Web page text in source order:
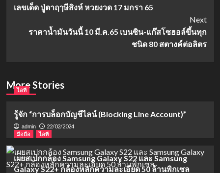
Navigation
เลขเด็ด ปู่ตาฤๅษีสิงห์ หวยงวด 17 มกรา 65
Next
ราคาน้ำมันวันนี้ 10 มี.ค.65 เบนซิน-แก๊สโซฮอล์ขึ้นทุก
ชนิด 80 สตางค์ต่อลิตร
More Stories
ไอที
รู้จัก “การบล็อกบัญชีไลน์ (Blocking Line Account)”
admin
22/02/2024
มือถือ
ไอที
เผยสเปกกล้อง Samsung Galaxy S22 และ Samsung
Galaxy S22+ กล้องหลักความละเอียด 50 ล้านพิกเซล